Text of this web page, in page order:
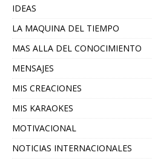
IDEAS
LA MAQUINA DEL TIEMPO
MAS ALLA DEL CONOCIMIENTO
MENSAJES
MIS CREACIONES
MIS KARAOKES
MOTIVACIONAL
NOTICIAS INTERNACIONALES